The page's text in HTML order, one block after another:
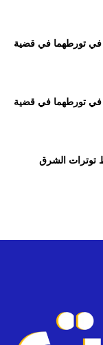
في تورطهما في قضية
في تورطهما في قضية
توترات الشرق